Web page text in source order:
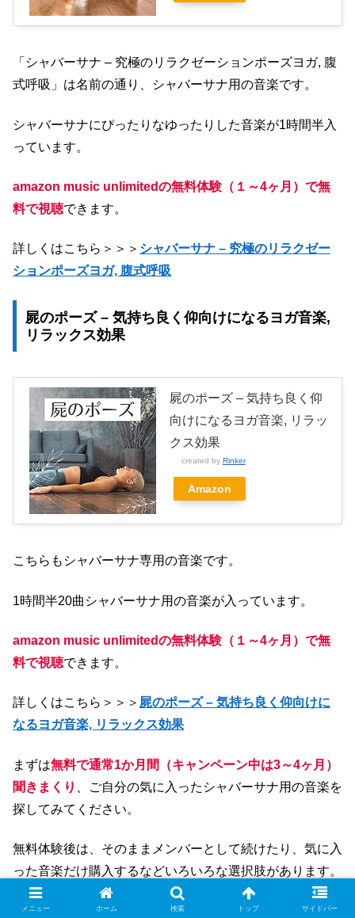
「シャバーサナ – 究極のリラクゼーションポーズヨガ, 腹
式呼吸」は名前の通り、シャバーサナ用の音楽です。
シャバーサナにぴったりなゆったりした音楽が1時間半入
っています。
amazon music unlimitedの無料体験（１～4ヶ月）で無
料で視聴できます。
詳しくはこちら＞＞＞ シャバーサナ – 究極のリラクゼー
ションポーズヨガ, 腹式呼吸
屍のポーズ – 気持ち良く仰向けになるヨガ音楽,
リラックス効果
屍のポーズ – 気持ち良く仰
向けになるヨガ音楽, リラッ
クス効果
created by Rinker
Amazon
こちらもシャバーサナ専用の音楽です。
1時間半20曲シャバーサナ用の音楽が入っています。
amazon music unlimitedの無料体験（１～4ヶ月）で無
料で視聴できます。
詳しくはこちら＞＞＞ 屍のポーズ – 気持ち良く仰向けに
なるヨガ音楽, リラックス効果
まずは無料で通常1か月間（キャンペーン中は3～4ヶ月）
聞きまくり
、ご自分の気に入ったシャバーサナ用の音楽を
探してみてください。
無料体験後は、そのままメンバーとして続けたり、気に入
った音楽だけ購入するなどいろいろな選択肢があります。
詳しくはこちら＞＞＞ Amazon music unlimited
メニュー ホーム 検索 トップ サイドバー